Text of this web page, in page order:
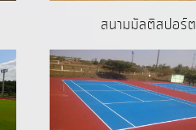
สนามมัลติสปอร์ต